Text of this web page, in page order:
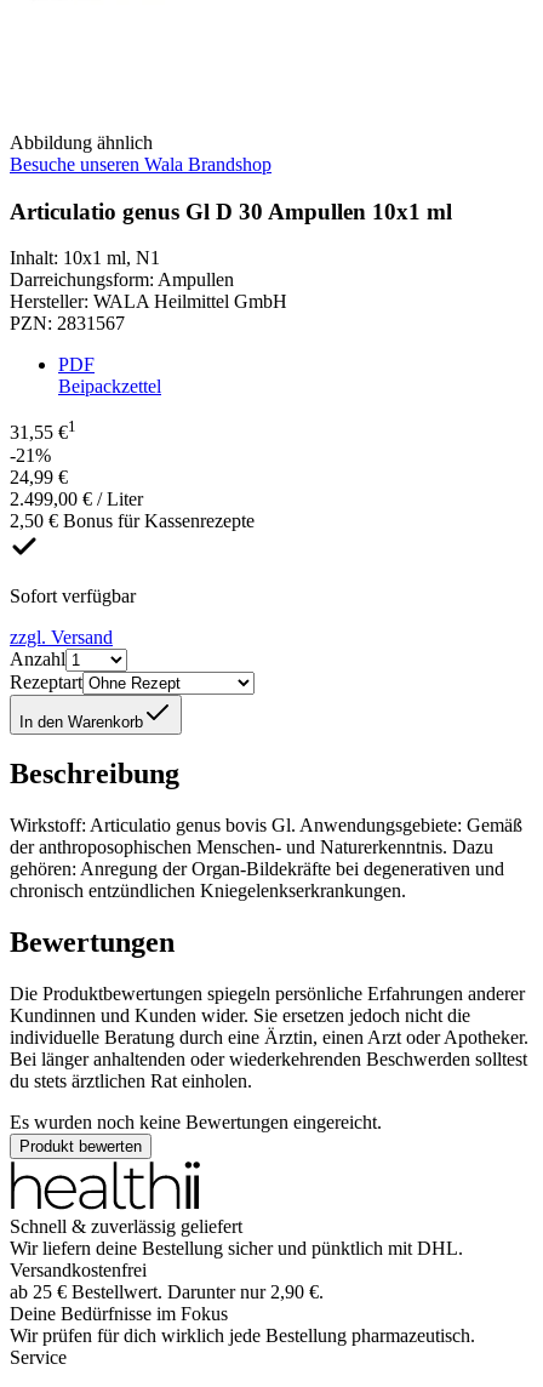
Abbildung ähnlich
Besuche unseren Wala Brandshop
Articulatio genus Gl D 30 Ampullen 10x1 ml
Inhalt: 10x1 ml, N1
Darreichungsform: Ampullen
Hersteller: WALA Heilmittel GmbH
PZN: 2831567
PDF
Beipackzettel
31,55 €1
-21%
24,99 €
2.499,00 € / Liter
2,50 € Bonus für Kassenrezepte
Sofort verfügbar
zzgl. Versand
Anzahl
Rezeptart
In den Warenkorb
Beschreibung
Wirkstoff: Articulatio genus bovis Gl. Anwendungsgebiete: Gemäß
der anthroposophischen Menschen- und Naturerkenntnis. Dazu
gehören: Anregung der Organ-Bildekräfte bei degenerativen und
chronisch entzündlichen Kniegelenkserkrankungen.
Bewertungen
Die Produktbewertungen spiegeln persönliche Erfahrungen anderer
Kundinnen und Kunden wider. Sie ersetzen jedoch nicht die
individuelle Beratung durch eine Ärztin, einen Arzt oder Apotheker.
Bei länger anhaltenden oder wiederkehrenden Beschwerden solltest
du stets ärztlichen Rat einholen.
Es wurden noch keine Bewertungen eingereicht.
Produkt bewerten
Schnell & zuverlässig geliefert
Wir liefern deine Bestellung sicher und pünktlich mit DHL.
Versandkostenfrei
ab 25 € Bestellwert. Darunter nur 2,90 €.
Deine Bedürfnisse im Fokus
Wir prüfen für dich wirklich jede Bestellung pharmazeutisch.
Service